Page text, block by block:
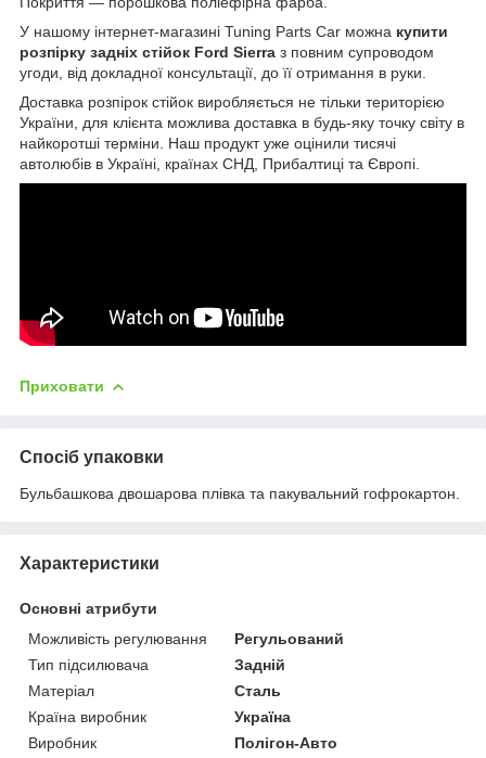
У нашому інтернет-магазині Tuning Parts Car можна купити
розпірку задніх стійок Ford Sierra з повним супроводом
угоди, від докладної консультації, до її отримання в руки.
Доставка розпірок стійок виробляється не тільки територією
України, для клієнта можлива доставка в будь-яку точку світу в
найкоротші терміни. Наш продукт уже оцінили тисячі
автолюбів в Україні, країнах СНД, Прибалтиці та Європі.
Приховати
Спосіб упаковки
Бульбашкова двошарова плівка та пакувальний гофрокартон.
Характеристики
Основні атрибути
Можливість регулювання
Регульований
Тип підсилювача
Задній
Матеріал
Сталь
Країна виробник
Україна
Виробник
Полігон-Авто